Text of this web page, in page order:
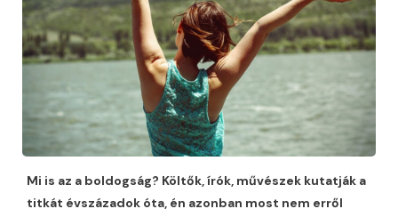
Mi is az a boldogság? Költők, írók, művészek kutatják a
titkát évszázadok óta, én azonban most nem erről